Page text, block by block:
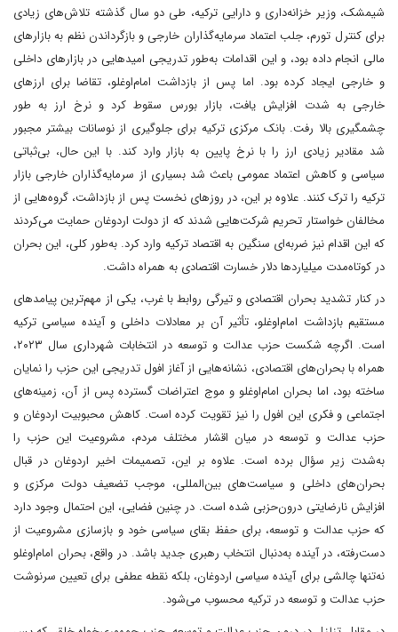
شیمشک، وزیر خزانه‌داری و دارایی ترکیه، طی دو سال گذشته تلاش‌های زیادی
برای کنترل تورم، جلب اعتماد سرمایه‌گذاران خارجی و بازگرداندن نظم به بازارهای
مالی انجام داده بود، و این اقدامات به‌طور تدریجی امیدهایی در بازارهای داخلی
و خارجی ایجاد کرده بود. اما پس از بازداشت امام‌اوغلو، تقاضا برای ارزهای
خارجی به شدت افزایش یافت، بازار بورس سقوط کرد و نرخ ارز به طور
چشمگیری بالا رفت. بانک مرکزی ترکیه برای جلوگیری از نوسانات بیشتر مجبور
شد مقادیر زیادی ارز را با نرخ پایین به بازار وارد کند. با این حال، بی‌ثباتی
سیاسی و کاهش اعتماد عمومی باعث شد بسیاری از سرمایه‌گذاران خارجی بازار
ترکیه را ترک کنند. علاوه بر این، در روزهای نخست پس از بازداشت، گروه‌هایی از
مخالفان خواستار تحریم شرکت‌هایی شدند که از دولت اردوغان حمایت می‌کردند
که این اقدام نیز ضربه‌ای سنگین به اقتصاد ترکیه وارد کرد. به‌طور کلی، این بحران
در کوتاه‌مدت میلیاردها دلار خسارت اقتصادی به همراه داشت.
در کنار تشدید بحران اقتصادی و تیرگی روابط با غرب، یکی از مهم‌ترین پیامدهای
مستقیم بازداشت امام‌اوغلو، تأثیر آن بر معادلات داخلی و آینده سیاسی ترکیه
است. اگرچه شکست حزب عدالت و توسعه در انتخابات شهرداری‌ سال ۲۰۲۳،
همراه با بحران‌های اقتصادی، نشانه‌هایی از آغاز افول تدریجی این حزب را نمایان
ساخته بود، اما بحران امام‌اوغلو و موج اعتراضات گسترده پس از آن، زمینه‌های
اجتماعی و فکری این افول را نیز تقویت کرده است. کاهش محبوبیت اردوغان و
حزب عدالت و توسعه در میان اقشار مختلف مردم، مشروعیت این حزب را
به‌شدت زیر سؤال برده است. علاوه بر این، تصمیمات اخیر اردوغان در قبال
بحران‌های داخلی و سیاست‌های بین‌المللی، موجب تضعیف دولت مرکزی و
افزایش نارضایتی درون‌حزبی شده است. در چنین فضایی، این احتمال وجود دارد
که حزب عدالت و توسعه، برای حفظ بقای سیاسی خود و بازسازی مشروعیت از
دست‌رفته، در آینده به‌دنبال انتخاب رهبری جدید باشد. در واقع، بحران امام‌اوغلو
نه‌تنها چالشی برای آینده سیاسی اردوغان، بلکه نقطه عطفی برای تعیین سرنوشت
حزب عدالت و توسعه در ترکیه محسوب می‌شود.